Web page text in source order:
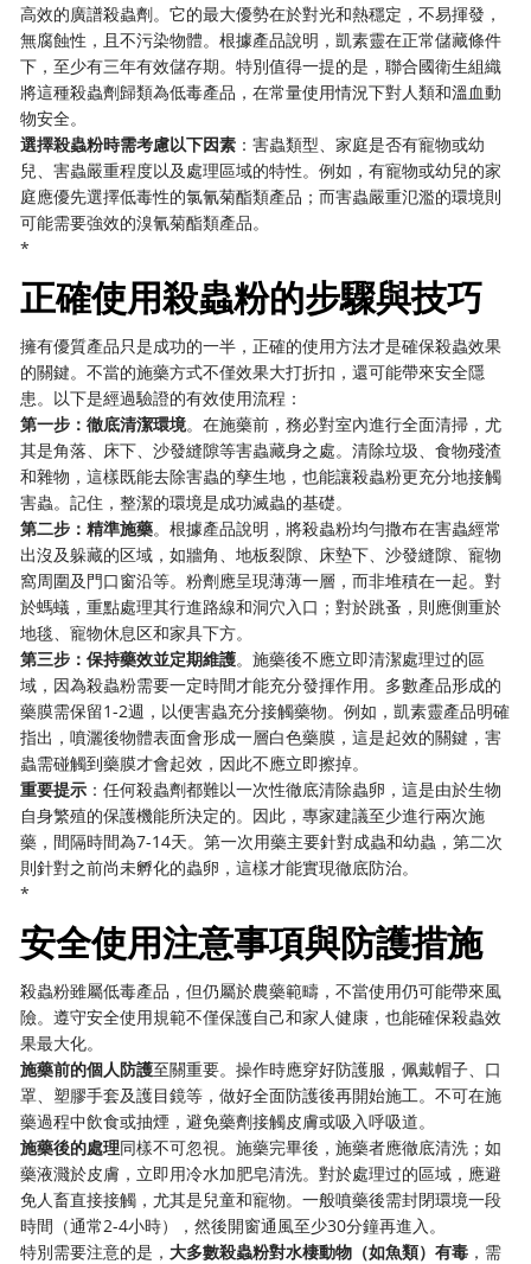
高效的廣譜殺蟲劑。它的最大優勢在於對光和熱穩定，不易揮發，
無腐蝕性，且不污染物體。根據產品說明，凱素靈在正常儲藏條件
下，至少有三年有效儲存期。特別值得一提的是，聯合國衛生組織
將這種殺蟲劑歸類為低毒產品，在常量使用情況下對人類和溫血動
物安全。
​選擇殺蟲粉時需考慮以下因素​ ​：害蟲類型、家庭是否有寵物或幼
兒、害蟲嚴重程度以及處理區域的特性。例如，有寵物或幼兒的家
庭應優先選擇低毒性的氯氰菊酯類產品；而害蟲嚴重氾濫的環境則
可能需要強效的溴氰菊酯類產品。
​*
正確使用殺蟲粉的步驟與技巧
擁有優質產品只是成功的一半，正確的使用方法才是確保殺蟲效果
的關鍵。不當的施藥方式不僅效果大打折扣，還可能帶來安全隱
患。以下是經過驗證的有效使用流程：
​第一步：徹底清潔環境​​。在施藥前，務必對室內進行全面清掃，尤
其是角落、床下、沙發縫隙等害蟲藏身之處。清除垃圾、食物殘渣
和雜物，這樣既能去除害蟲的孳生地，也能讓殺蟲粉更充分地接觸
害蟲。記住，整潔的環境是成功滅蟲的基礎。
​第二步：精準施藥​​。根據產品說明，將殺蟲粉均勻撒布在害蟲經常
出沒及躲藏的区域，如牆角、地板裂隙、床墊下、沙發縫隙、寵物
窩周圍及門口窗沿等。粉劑應呈現薄薄一層，而非堆積在一起。對
於螞蟻，重點處理其行進路線和洞穴入口；對於跳蚤，則應側重於
地毯、寵物休息区和家具下方。
​第三步：保持藥效並定期維護​​。施藥後不應立即清潔處理过的區
域，因為殺蟲粉需要一定時間才能充分發揮作用。多數產品形成的
藥膜需保留1-2週，以便害蟲充分接觸藥物。例如，凱素靈產品明確
指出，噴灑後物體表面會形成一層白色藥膜，這是起效的關鍵，害
蟲需碰觸到藥膜才會起效，因此不應立即擦掉。
​重要提示​ ​：任何殺蟲劑都難以一次性徹底清除蟲卵，這是由於生物
自身繁殖的保護機能所決定的。因此，專家建議至少進行兩次施
藥，間隔時間為7-14天。第一次用藥主要針對成蟲和幼蟲，第二次
則針對之前尚未孵化的蟲卵，這樣才能實現徹底防治。
​*
安全使用注意事項與防護措施
殺蟲粉雖屬低毒產品，但仍屬於農藥範疇，不當使用仍可能帶來風
險。遵守安全使用規範不僅保護自己和家人健康，也能確保殺蟲效
果最大化。
​施藥前的個人防護​​至關重要。操作時應穿好防護服，佩戴帽子、口
罩、塑膠手套及護目鏡等，做好全面防護後再開始施工。不可在施
藥過程中飲食或抽煙，避免藥劑接觸皮膚或吸入呼吸道。
​施藥後的處理​​同樣不可忽視。施藥完畢後，施藥者應徹底清洗；如
藥液濺於皮膚，立即用冷水加肥皂清洗。對於處理过的區域，應避
免人畜直接接觸，尤其是兒童和寵物。一般噴藥後需封閉環境一段
時間（通常2-4小時），然後開窗通風至少30分鐘再進入。
特別需要注意的是，​ ​大多數殺蟲粉對水棲動物（如魚類）有毒​ ​，需